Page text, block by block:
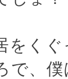
をく
で、